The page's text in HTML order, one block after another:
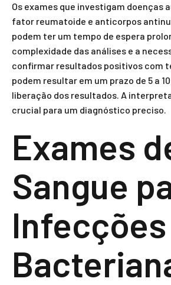
Os exames que investigam doenças
fator reumatoide e anticorpos
podem ter um tempo de espera
complexidade das análises e a
confirmar resultados positivos com
podem resultar em um prazo de 5 a
liberação dos resultados. A
crucial para um diagnóstico preciso.
Exames
Sangue
Infecções